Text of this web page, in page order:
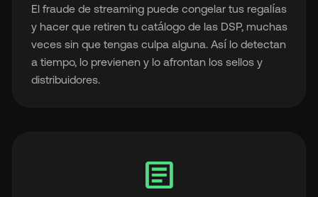
El fraude de streaming puede congelar tus regalías
y hacer que retiren tu catálogo de las DSP, muchas
veces sin que tengas culpa alguna. Así lo detectan
a tiempo, lo previenen y lo afrontan los sellos y
distribuidores.
article